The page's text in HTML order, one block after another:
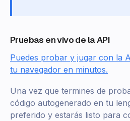
Pruebas en vivo de la API
Puedes probar y jugar con la
tu navegador en minutos.
Una vez que termines de
código autogenerado en tu
preferido y estarás listo para